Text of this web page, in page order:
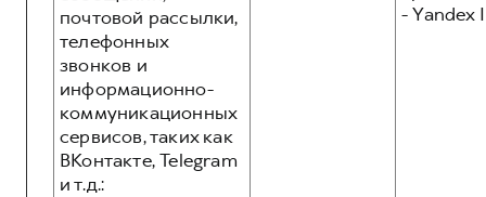
почтовой рассылки,
телефонных
звонков и
информационно-
коммуникационных
сервисов, таких как
ВКонтакте, Telegram
и т.д.:
- Yandex